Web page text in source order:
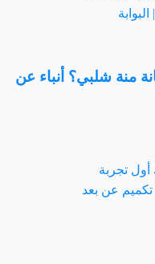
منة شلبي؟ أنباء عن